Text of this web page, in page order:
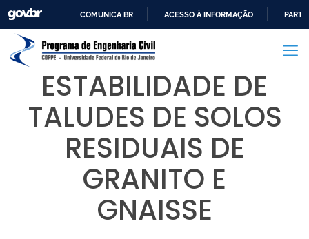
PARA
CONTEÚDO
COMUNICA BR ACESSO À INFORMAÇÃO
ESTABILIDADE DE
TALUDES DE SOLOS
RESIDUAIS DE
GRANITO E
GNAISSE